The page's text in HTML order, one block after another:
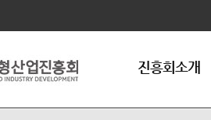
진흥회소개
인사말씀